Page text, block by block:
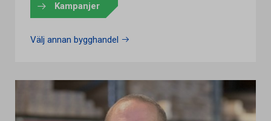
Kampanjer
Välj annan bygghandel